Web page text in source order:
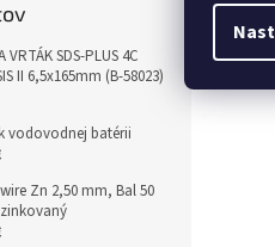
VRTÁK SDS-PLUS 4C
II 6,5x165mm (B-58023)
vodovodnej batérii
Zn 2,50 mm, Bal 50